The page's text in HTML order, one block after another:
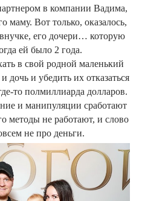
в компании Вадима,
маму. Вот только, оказалось,
его дочери… которую
ей было 2 года.
в свой родной маленький
и убедить их отказаться
то полмиллиарда долларов.
и манипуляции сработают
методы не работают, и слово
не про деньги.